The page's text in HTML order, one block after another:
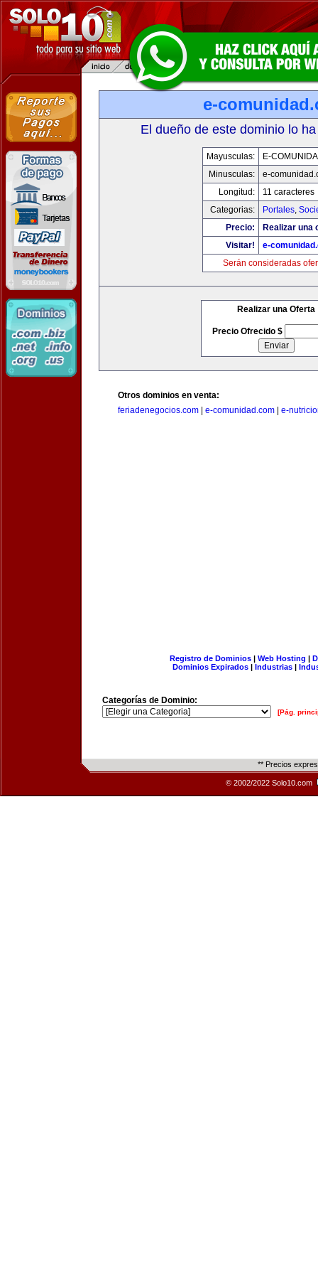
e-
El dueño de este dominio lo
Mayusculas:
E-
Minusculas:
e-
Longitud:
11 caracteres
Categorias:
Portales,
Precio:
Realizar una
Visitar!
e-
Serán consideradas
Realizar una Oferta
Precio Ofrecido $
Otros dominios en venta:
feriadenegocios.com
e-comunidad.com e-
Registro de Dominios| Web Hosting |
Dominios Expirados | Industrias |
Categorías de Dominio:
[Pág.
** Precios
© 2002/2022 Solo10.com